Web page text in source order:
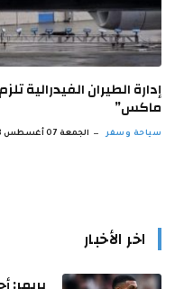
ماكس”
سياحة وسفر الجمعة 07 أغسطس 9:08 م
اخر الأخبار